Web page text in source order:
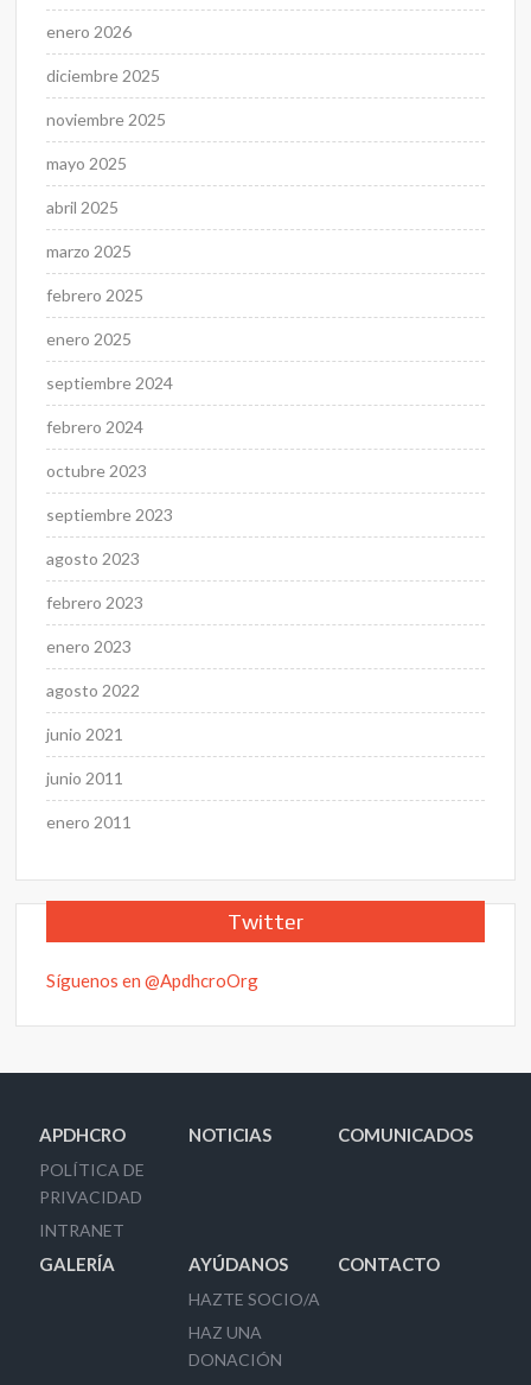
enero 2026
diciembre 2025
noviembre 2025
mayo 2025
abril 2025
marzo 2025
febrero 2025
enero 2025
septiembre 2024
febrero 2024
octubre 2023
septiembre 2023
agosto 2023
febrero 2023
enero 2023
agosto 2022
junio 2021
junio 2011
enero 2011
Twitter
Síguenos en @ApdhcroOrg
APDHCRO
POLÍTICA DE
PRIVACIDAD
INTRANET
NOTICIAS COMUNICADOS
GALERÍA AYÚDANOS
HAZTE SOCIO/A
HAZ UNA
DONACIÓN
CONTACTO